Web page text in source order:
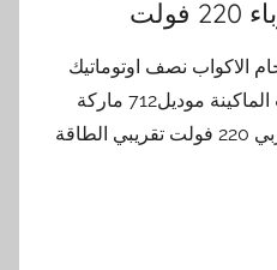
الاكواب نصف اوتوماتيك
كهرباء 220 فولت مواصفات الماكينة موديل712 ماركة
المهندس منسى الجهد الكهربي 220 فولت تقريبي الطاقة